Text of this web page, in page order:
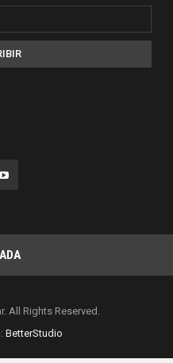
All Rights Reserved.
BetterStudio